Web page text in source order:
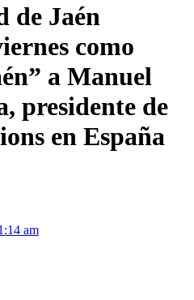
de Jaén
como
a Manuel
presidente de
en España
am